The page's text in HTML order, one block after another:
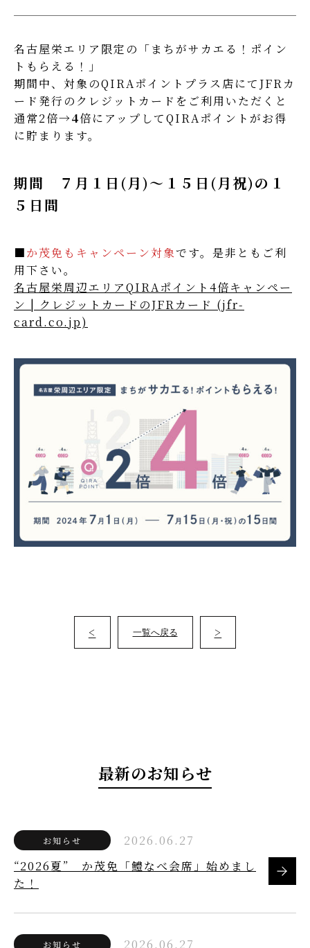
名古屋栄エリア限定の「まちがサカエる！ポイン
トもらえる！」
期間中、対象のQIRAポイントプラス店にてJFRカ
ード発行のクレジットカードをご利用いただくと
通常2倍→4倍にアップしてQIRAポイントがお得
に貯まります。
期間 ７月１日(月)～１５日(月祝)の１
５日間
■か茂免もキャンペーン対象です。是非ともご利
用下さい。
名古屋栄周辺エリアQIRAポイント4倍キャンペー
ン | クレジットカードのJFRカード (jfr-
card.co.jp)
< 一覧へ戻る >
最新のお知らせ
お知らせ
2026.06.27
“2026夏” か茂免「鱧なべ会席」始めまし
た！
お知らせ 2026.06.27